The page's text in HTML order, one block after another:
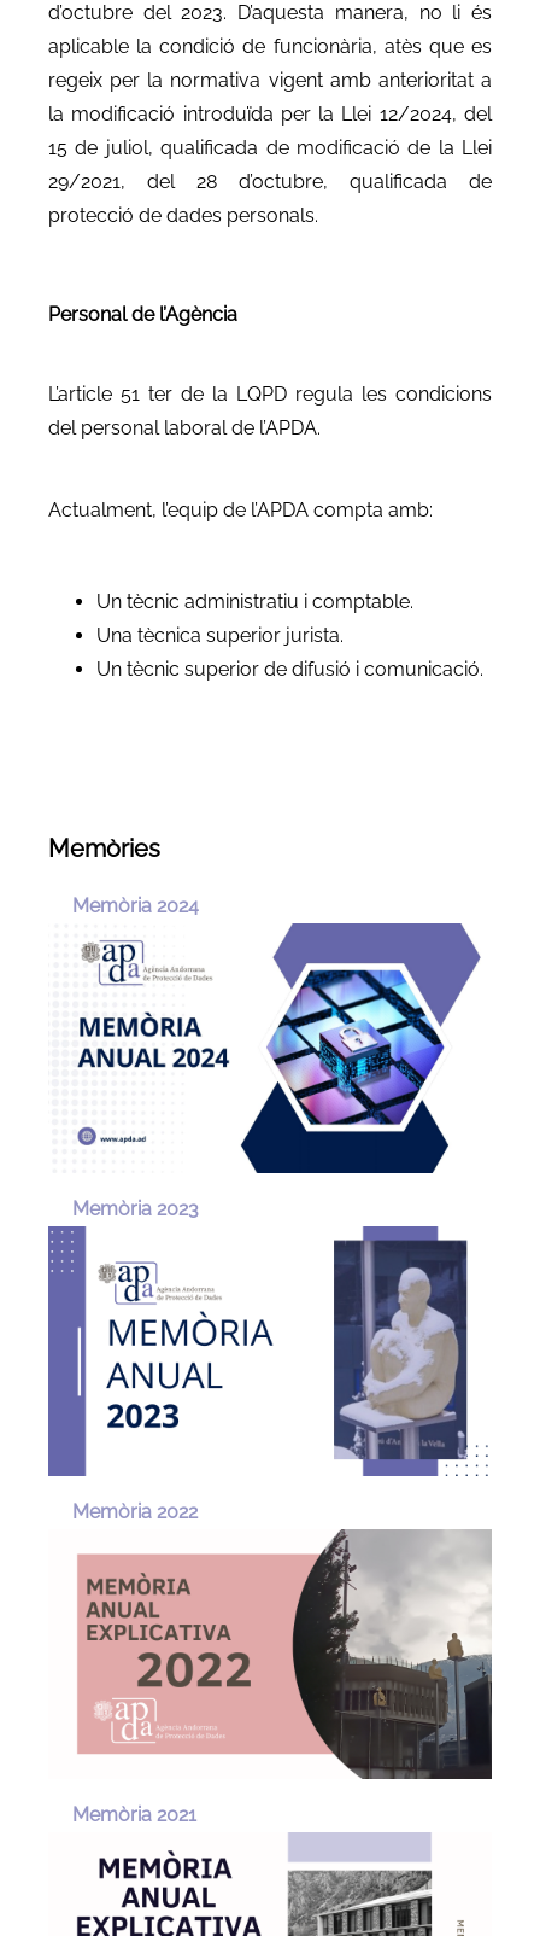
d’octubre del 2023. D’aquesta manera, no li és
aplicable la condició de funcionària, atès que es
regeix per la normativa vigent amb anterioritat a
la modificació introduïda per la Llei 12/2024, del
15 de juliol, qualificada de modificació de la Llei
29/2021, del 28 d’octubre, qualificada de
protecció de dades personals.
Personal de l’Agència
L’article 51 ter de la LQPD regula les condicions
del personal laboral de l’APDA.
Actualment, l’equip de l’APDA compta amb:
Un tècnic administratiu i comptable.
Una tècnica superior jurista.
Un tècnic superior de difusió i comunicació.
Memòries
Memòria 2024
Memòria 2023
Memòria 2022
Memòria 2021